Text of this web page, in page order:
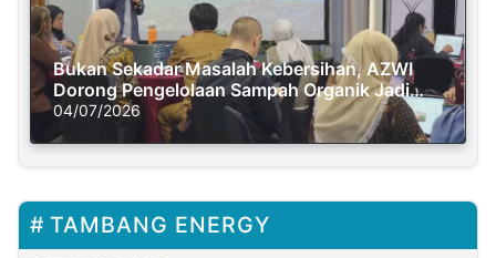
Bukan Sekadar Masalah Kebersihan, AZWI
Dorong Pengelolaan Sampah Organik Jadi
Solusi Krisis Iklim
04/07/2026
TAMBANG ENERGY